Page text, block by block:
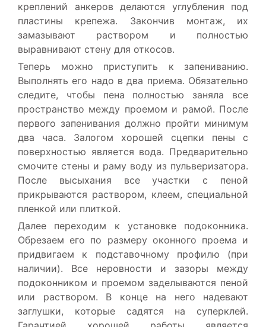
креплений анкеров делаются углубления под
пластины крепежа. Закончив монтаж, их
замазывают раствором и полностью
выравнивают стену для откосов.
Теперь можно приступить к запениванию.
Выполнять его надо в два приема. Обязательно
следите, чтобы пена полностью заняла все
пространство между проемом и рамой. После
первого запенивания должно пройти минимум
два часа. Залогом хорошей сцепки пены с
поверхностью является вода. Предварительно
смочите стены и раму воду из пульверизатора.
После высыхания все участки с пеной
прикрываются раствором, клеем, специальной
пленкой или плиткой.
Далее переходим к установке подоконника.
Обрезаем его по размеру оконного проема и
придвигаем к подставочному профилю (при
наличии). Все неровности и зазоры между
подоконником и проемом заделываются пеной
или раствором. В конце на него надевают
заглушки, которые садятся на суперклей.